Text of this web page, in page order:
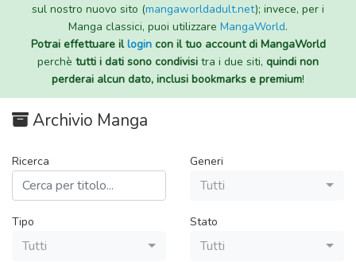
sul nostro nuovo sito (mangaworldadult.net); invece, per i
Manga classici, puoi utilizzare MangaWorld.
Potrai effettuare illogincon il tuo account di MangaWorld
perchè tutti i dati sono condivisi tra i due siti, quindi non
perderai alcun dato, inclusi bookmarks e premium!
Archivio Manga
Ricerca Generi
Tutti
Tipo
Tutti
Stato
Tutti